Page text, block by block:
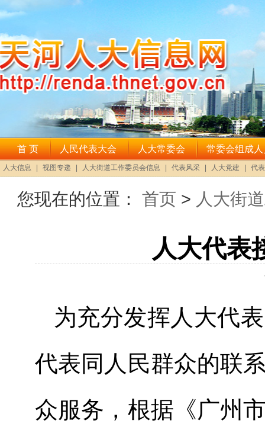
您现在的位置： 首页 > 人大街
人大代表
为充分发挥人大代
代表同人民群众的联
众服务，根据《广州